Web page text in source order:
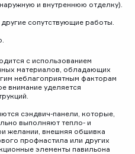
и внутреннюю отделку).
сопутствующие работы.
с использованием
материалов, обладающих
неблагоприятным факторам
внимание уделяется
сэндвич-панели, которые,
выполняют тепло- и
желании, внешняя обшивка
профнастила или других
элементы павильона